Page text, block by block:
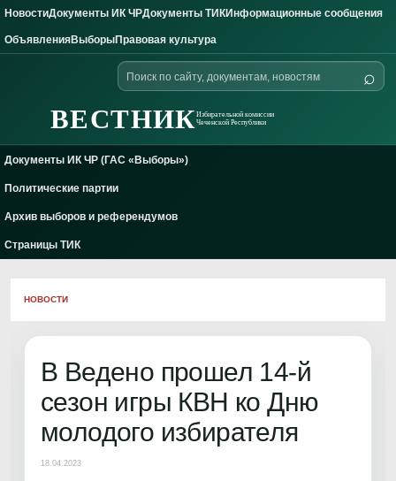
Skip to content
НовостиДокументы ИК ЧРДокументы ТИКИнформационные сообщения
ОбъявленияВыборыПравовая культура
ВЕСТНИКИзбирательной комиссии
Чеченской Республики
Поиск
по
⌕
Документы ИК ЧР (ГАС «Выборы»)
Политические партии
Архив выборов и референдумов
Страницы ТИК
НОВОСТИ
В Ведено прошел 14-й
сезон игры КВН ко Дню
молодого избирателя
18.04.2023